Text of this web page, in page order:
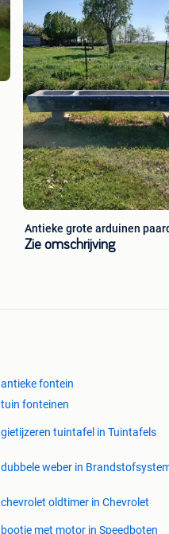
Antieke grote arduinen
Zie omschrijving
antieke fontein
tuin fonteinen
gietijzeren tuintafel in Tuintafels
dubbele weber in
chevrolet oldtimer in Chevrolet
bootje met motor in Speedboten